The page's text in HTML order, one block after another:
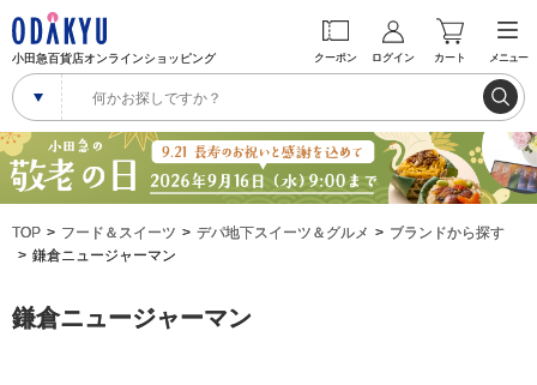
小田急百貨店オンラインショッピング クーポン ログイン カート メニュー
TOP フード＆スイーツ デパ地下スイーツ＆グルメ
ブランドから探す
鎌倉ニュージャーマン
鎌倉ニュージャーマン